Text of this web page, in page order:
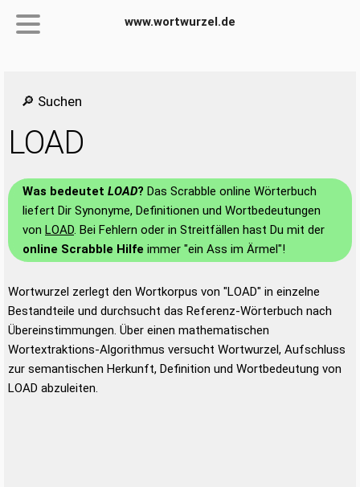
www.wortwurzel.de
🔎 Suchen
LOAD
Was bedeutet LOAD? Das Scrabble online Wörterbuch
liefert Dir Synonyme, Definitionen und Wortbedeutungen
von LOAD. Bei Fehlern oder in Streitfällen hast Du mit der
online Scrabble Hilfe immer "ein Ass im Ärmel"!
Wortwurzel zerlegt den Wortkorpus von "LOAD" in einzelne
Bestandteile und durchsucht das Referenz-Wörterbuch nach
Übereinstimmungen. Über einen mathematischen
Wortextraktions-Algorithmus versucht Wortwurzel, Aufschluss
zur semantischen Herkunft, Definition und Wortbedeutung von
LOAD abzuleiten.